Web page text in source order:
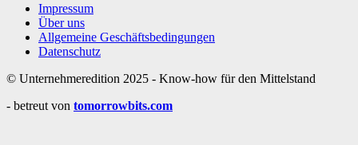
Impressum
Über uns
Allgemeine Geschäftsbedingungen
Datenschutz
© Unternehmeredition 2025 - Know-how für den Mittelstand
- betreut von tomorrowbits.com